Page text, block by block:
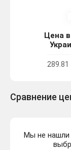
Цена
Сравнение
Мы не нашли